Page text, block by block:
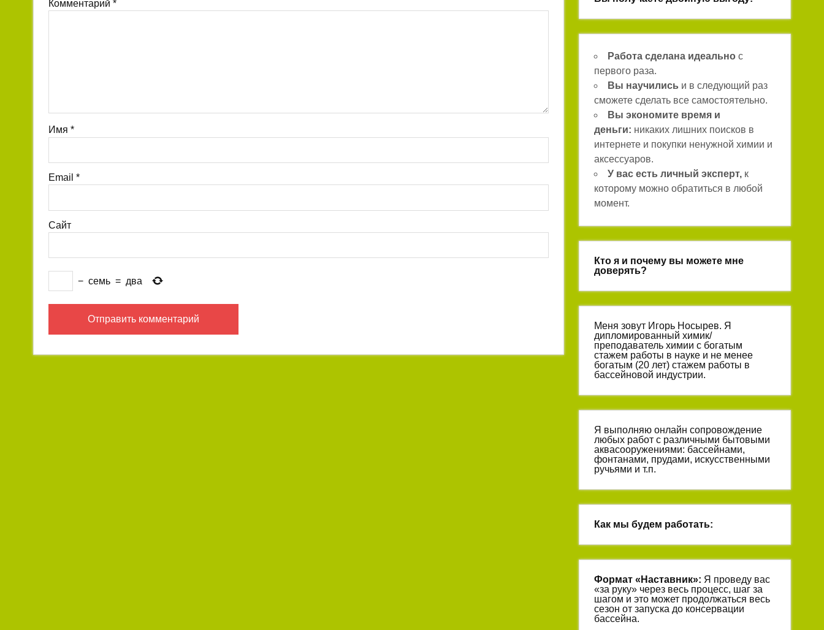
Комментарий *
Имя *
Email *
Сайт
− семь = два
Работа сделана идеально с
первого раза.
Вы научились и в следующий раз
сможете сделать все самостоятельно.
Вы экономите время и
деньги: никаких лишних поисков в
интернете и покупки ненужной химии и
аксессуаров.
У вас есть личный эксперт, к
которому можно обратиться в любой
момент.
Кто я и почему вы можете мне
доверять?
Меня зовут Игорь Носырев. Я
дипломированный химик/
преподаватель химии с богатым
стажем работы в науке и не менее
богатым (20 лет) стажем работы в
бассейновой индустрии.
Я выполняю онлайн сопровождение
любых работ с различными бытовыми
аквасооружениями: бассейнами,
фонтанами, прудами, искусственными
ручьями и т.п.
Как мы будем работать:
Формат « Наставник»: Я проведу вас
«за руку» через весь процесс, шаг за
шагом и это может продолжаться весь
сезон от запуска до консервации
бассейна.